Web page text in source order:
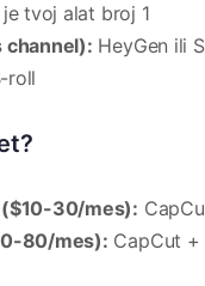
tvoj alat broj 1
channel): HeyGen ili
roll
30/mes):
80/mes): CapCut